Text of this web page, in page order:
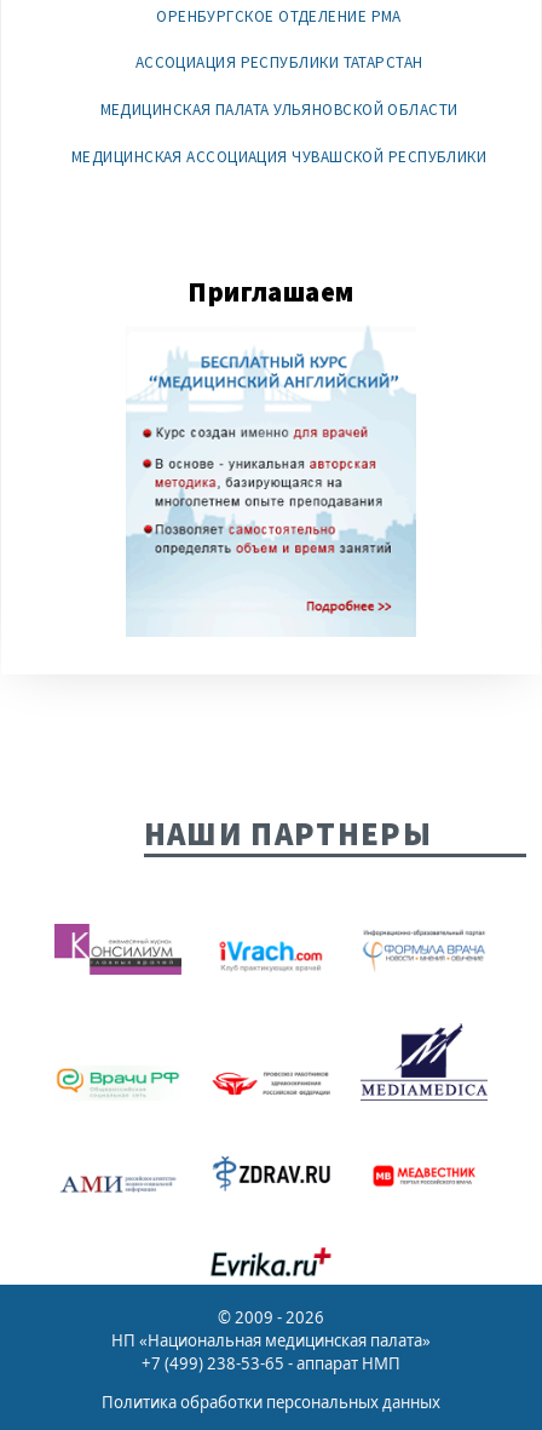
ОРЕНБУРГСКОЕ ОТДЕЛЕНИЕ РМА
АССОЦИАЦИЯ РЕСПУБЛИКИ ТАТАРСТАН
МЕДИЦИНСКАЯ ПАЛАТА УЛЬЯНОВСКОЙ ОБЛАСТИ
МЕДИЦИНСКАЯ АССОЦИАЦИЯ ЧУВАШСКОЙ РЕСПУБЛИКИ
Приглашаем
НАШИ ПАРТНЕРЫ
© 2009 - 2026
НП «Национальная медицинская палата»
+7 (499) 238-53-65 - аппарат НМП
Политика обработки персональных данных